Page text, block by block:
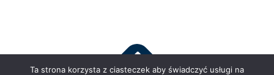
Ta strona korzysta z ciasteczek aby świadczyć usługi na